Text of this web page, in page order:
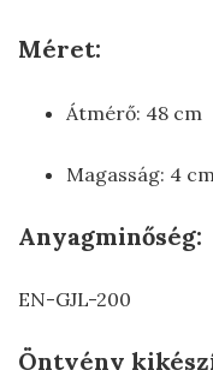
Méret:
Átmérő: 48 cm
Magasság: 4 cm
Anyagminőség:
EN-GJL-200
Öntvény